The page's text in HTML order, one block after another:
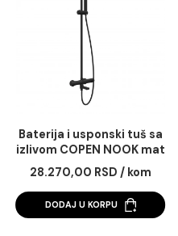
izlivom COPEN
gunmetal okrugli
34.402,00 RSD /
DODAJ U KORPU